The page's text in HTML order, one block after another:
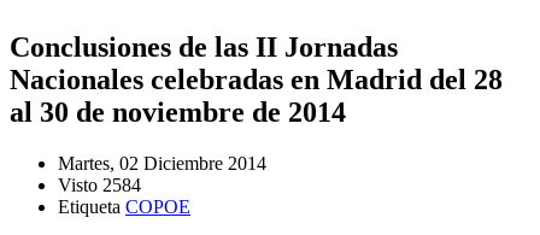
Conclusiones de las II Jornadas
Nacionales celebradas en Madrid del 28
al 30 de noviembre de 2014
Martes, 02 Diciembre 2014
Visto 2584
Etiqueta COPOE